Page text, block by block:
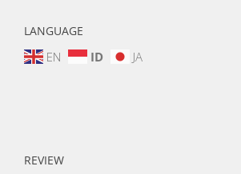
LANGUAGE
EN ID JA
REVIEW